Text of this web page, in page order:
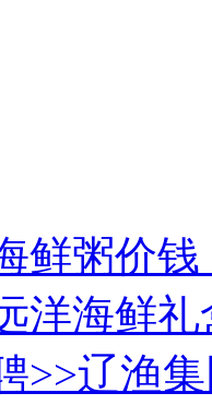
鲜粥价
洋海鲜
>>辽渔